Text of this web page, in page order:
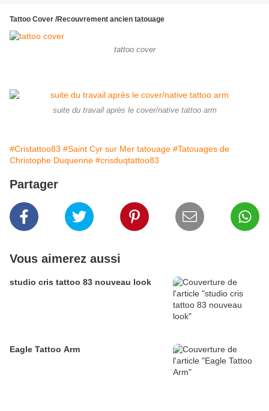
Tattoo Cover /Recouvrement ancien tatouage
tattoo cover
suite du travail après le cover/native tattoo arm
#Cristattoo83 #Saint Cyr sur Mer tatouage #Tatouages de
Christophe Duquenne #crisduqtattoo83
Partager
Vous aimerez aussi
studio cris tattoo 83 nouveau look
Eagle Tattoo Arm